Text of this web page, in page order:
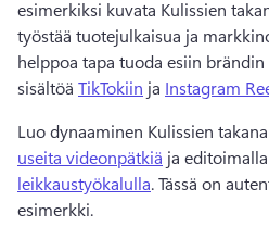
esimerkiksi kuvata Kulissien
työstää tuotejulkaisua ja
helppoa tapa tuoda esiin
sisältöä TikTokiin ja Instagram
Luo dynaaminen Kulissien
useita videonpätkiä ja
leikkaustyökalulla. Tässä on
esimerkki.